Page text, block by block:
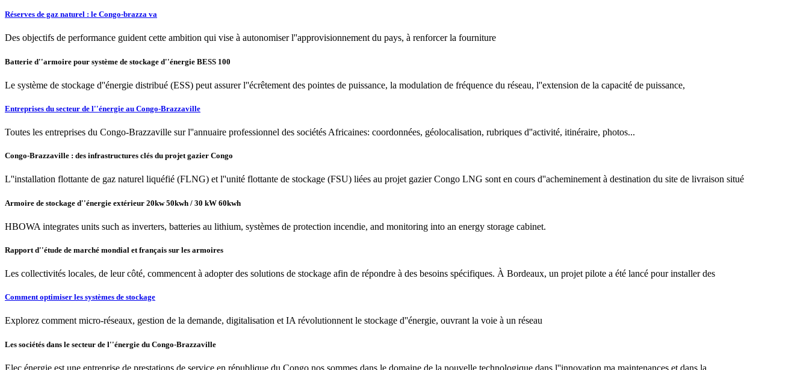
Réserves de gaz naturel : le Congo-brazza va
Des objectifs de performance guident cette ambition qui vise à autonomiser l''approvisionnement du pays, à renforcer la fourniture
Batterie d''armoire pour système de stockage d''énergie BESS 100
Le système de stockage d''énergie distribué (ESS) peut assurer l''écrêtement des pointes de puissance, la modulation de fréquence du réseau, l''extension de la capacité de puissance,
Entreprises du secteur de l''énergie au Congo-Brazzaville
Toutes les entreprises du Congo-Brazzaville sur l''annuaire professionnel des sociétés Africaines: coordonnées, géolocalisation, rubriques d''activité, itinéraire, photos...
Congo-Brazzaville : des infrastructures clés du projet gazier Congo
L''installation flottante de gaz naturel liquéfié (FLNG) et l''unité flottante de stockage (FSU) liées au projet gazier Congo LNG sont en cours d''acheminement à destination du site de livraison situé
Armoire de stockage d''énergie extérieur 20kw 50kwh / 30 kW 60kwh
HBOWA integrates units such as inverters, batteries au lithium, systèmes de protection incendie, and monitoring into an energy storage cabinet.
Rapport d''étude de marché mondial et français sur les armoires
Les collectivités locales, de leur côté, commencent à adopter des solutions de stockage afin de répondre à des besoins spécifiques. À Bordeaux, un projet pilote a été lancé pour installer des
Comment optimiser les systèmes de stockage
Explorez comment micro-réseaux, gestion de la demande, digitalisation et IA révolutionnent le stockage d''énergie, ouvrant la voie à un réseau
Les sociétés dans le secteur de l''énergie du Congo-Brazzaville
Elec énergie est une entreprise de prestations de service en république du Congo nos sommes dans le domaine de la nouvelle technologique dans l''innovation ma maintenances et dans la